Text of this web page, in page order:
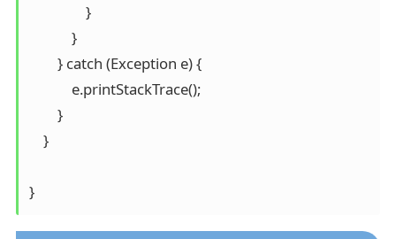
                }
            }
        } catch (Exception e) {
            e.printStackTrace();
        }
    }
}